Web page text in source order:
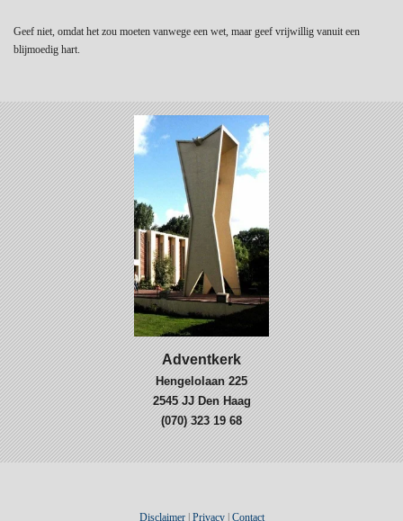
Geef niet, omdat het zou moeten vanwege een wet, maar geef vrijwillig vanuit een
blijmoedig hart.
Adventkerk
Hengelolaan 225
2545 JJ Den Haag
(070) 323 19 68
Disclaimer | Privacy | Contact